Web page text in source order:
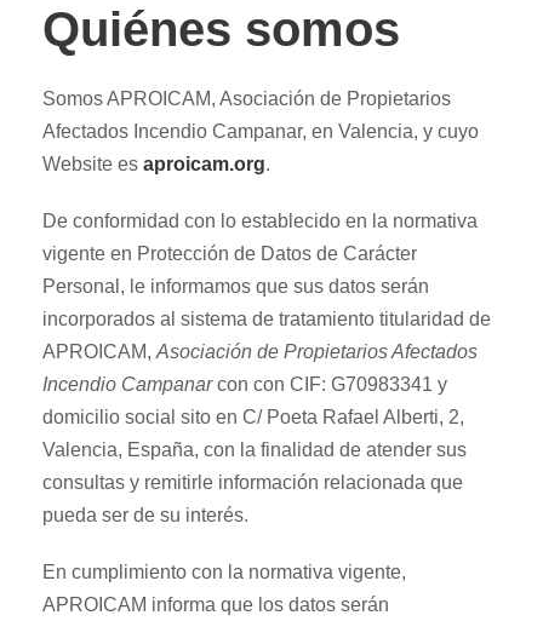
Quiénes somos
Somos APROICAM, Asociación de Propietarios
Afectados Incendio Campanar, en Valencia, y cuyo
Website es aproicam.org.
De conformidad con lo establecido en la normativa
vigente en Protección de Datos de Carácter
Personal, le informamos que sus datos serán
incorporados al sistema de tratamiento titularidad de
APROICAM, Asociación de Propietarios Afectados
Incendio Campanarcon con CIF: G70983341 y
domicilio social sito en C/ Poeta Rafael Alberti, 2,
Valencia, España, con la finalidad de atender sus
consultas y remitirle información relacionada que
pueda ser de su interés.
En cumplimiento con la normativa vigente,
APROICAM informa que los datos serán